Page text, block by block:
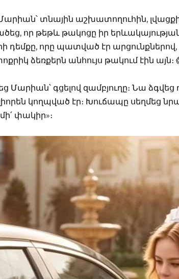
տնային աշխատողուհին, լվացքի
որ թեթև թակոցը իր երևակայության
դեմքը, որը պատված էր
ձեռքերն անհույս թակում էին այն։
Մարիան՝ գցելով զամբյուղը։ Նա
կողպված էր։ Խուճապը սեղմեց
փակիր»։